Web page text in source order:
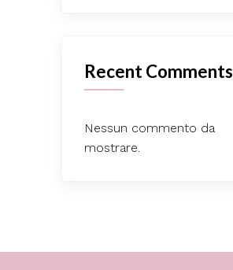
Recent Comments
Nessun commento da
mostrare.